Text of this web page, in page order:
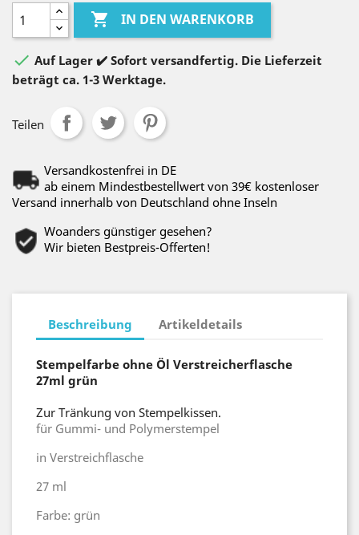
 IN DEN WARENKORB
 Auf Lager ✔️ Sofort versandfertig. Die Lieferzeit
beträgt ca. 1-3 Werktage.
Teilen
Versandkostenfrei in DE
ab einem Mindestbestellwert von 39€ kostenloser
Versand innerhalb von Deutschland ohne Inseln
Woanders günstiger gesehen?
Wir bieten Bestpreis-Offerten!
Beschreibung Artikeldetails
Stempelfarbe ohne Öl Verstreicherflasche
27ml grün
Zur Tränkung von Stempelkissen.
für Gummi- und Polymerstempel
in Verstreichflasche
27 ml
Farbe: grün